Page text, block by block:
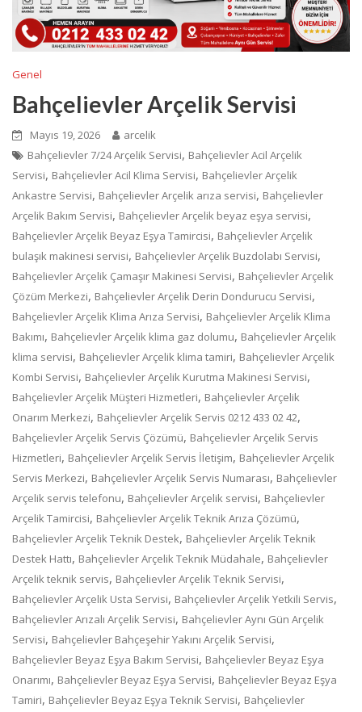
Genel
Bahçelievler Arçelik Servisi
Mayıs 19, 2026
arcelik
Bahçelievler 7/24 Arçelik Servisi, Bahçelievler Acil Arçelik
Servisi, Bahçelievler Acil Klima Servisi, Bahçelievler Arçelik
Ankastre Servisi, Bahçelievler Arçelik arıza servisi, Bahçelievler
Arçelik Bakım Servisi, Bahçelievler Arçelik beyaz eşya servisi,
Bahçelievler Arçelik Beyaz Eşya Tamircisi, Bahçelievler Arçelik
bulaşık makinesi servisi, Bahçelievler Arçelik Buzdolabı Servisi,
Bahçelievler Arçelik Çamaşır Makinesi Servisi, Bahçelievler Arçelik
Çözüm Merkezi, Bahçelievler Arçelik Derin Dondurucu Servisi,
Bahçelievler Arçelik Klima Arıza Servisi, Bahçelievler Arçelik Klima
Bakımı, Bahçelievler Arçelik klima gaz dolumu, Bahçelievler Arçelik
klima servisi, Bahçelievler Arçelik klima tamiri, Bahçelievler Arçelik
Kombi Servisi, Bahçelievler Arçelik Kurutma Makinesi Servisi,
Bahçelievler Arçelik Müşteri Hizmetleri, Bahçelievler Arçelik
Onarım Merkezi, Bahçelievler Arçelik Servis 0212 433 02 42,
Bahçelievler Arçelik Servis Çözümü, Bahçelievler Arçelik Servis
Hizmetleri, Bahçelievler Arçelik Servis İletişim, Bahçelievler Arçelik
Servis Merkezi, Bahçelievler Arçelik Servis Numarası, Bahçelievler
Arçelik servis telefonu, Bahçelievler Arçelik servisi, Bahçelievler
Arçelik Tamircisi, Bahçelievler Arçelik Teknik Arıza Çözümü,
Bahçelievler Arçelik Teknik Destek, Bahçelievler Arçelik Teknik
Destek Hattı, Bahçelievler Arçelik Teknik Müdahale, Bahçelievler
Arçelik teknik servis, Bahçelievler Arçelik Teknik Servisi,
Bahçelievler Arçelik Usta Servisi, Bahçelievler Arçelik Yetkili Servis,
Bahçelievler Arızalı Arçelik Servisi, Bahçelievler Aynı Gün Arçelik
Servisi, Bahçelievler Bahçeşehir Yakını Arçelik Servisi,
Bahçelievler Beyaz Eşya Bakım Servisi, Bahçelievler Beyaz Eşya
Onarımı, Bahçelievler Beyaz Eşya Servisi, Bahçelievler Beyaz Eşya
Tamiri, Bahçelievler Beyaz Eşya Teknik Servisi, Bahçelievler